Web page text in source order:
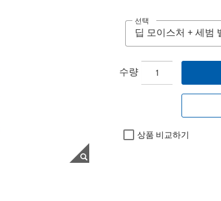
선택
수량
상품 비교하기